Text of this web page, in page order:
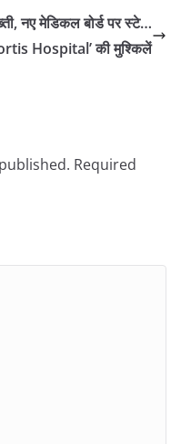
नए मेडिकल बोर्ड पर स्टे…
Hospital’ की मुश्किलें
Required